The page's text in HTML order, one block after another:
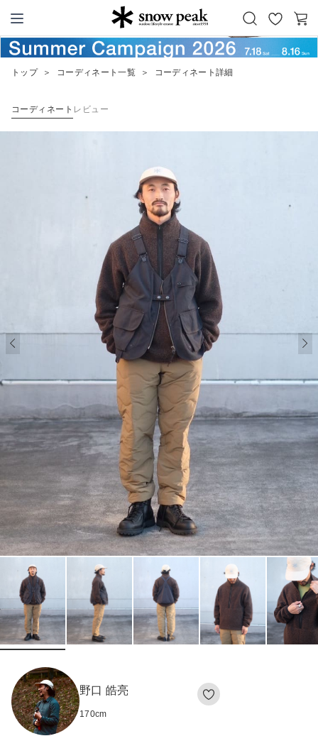
Snow Peak
お
気
カ
ー
トップ ＞ コーディネート一覧 ＞ コーディネート詳細
コーディネート レビュー
野口 皓亮
170cm